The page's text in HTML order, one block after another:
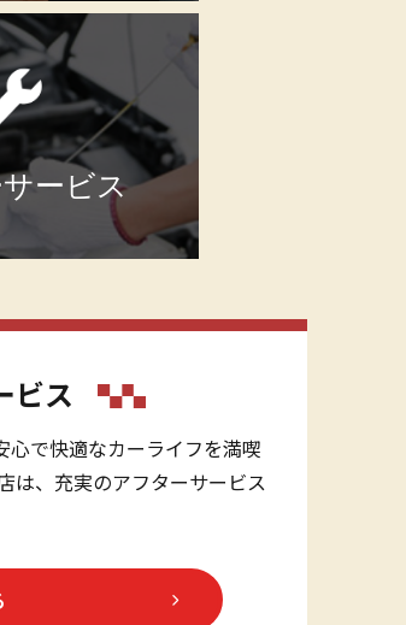
ービス
ビス
で快適なカーライフを満喫
は、充実のアフターサービス